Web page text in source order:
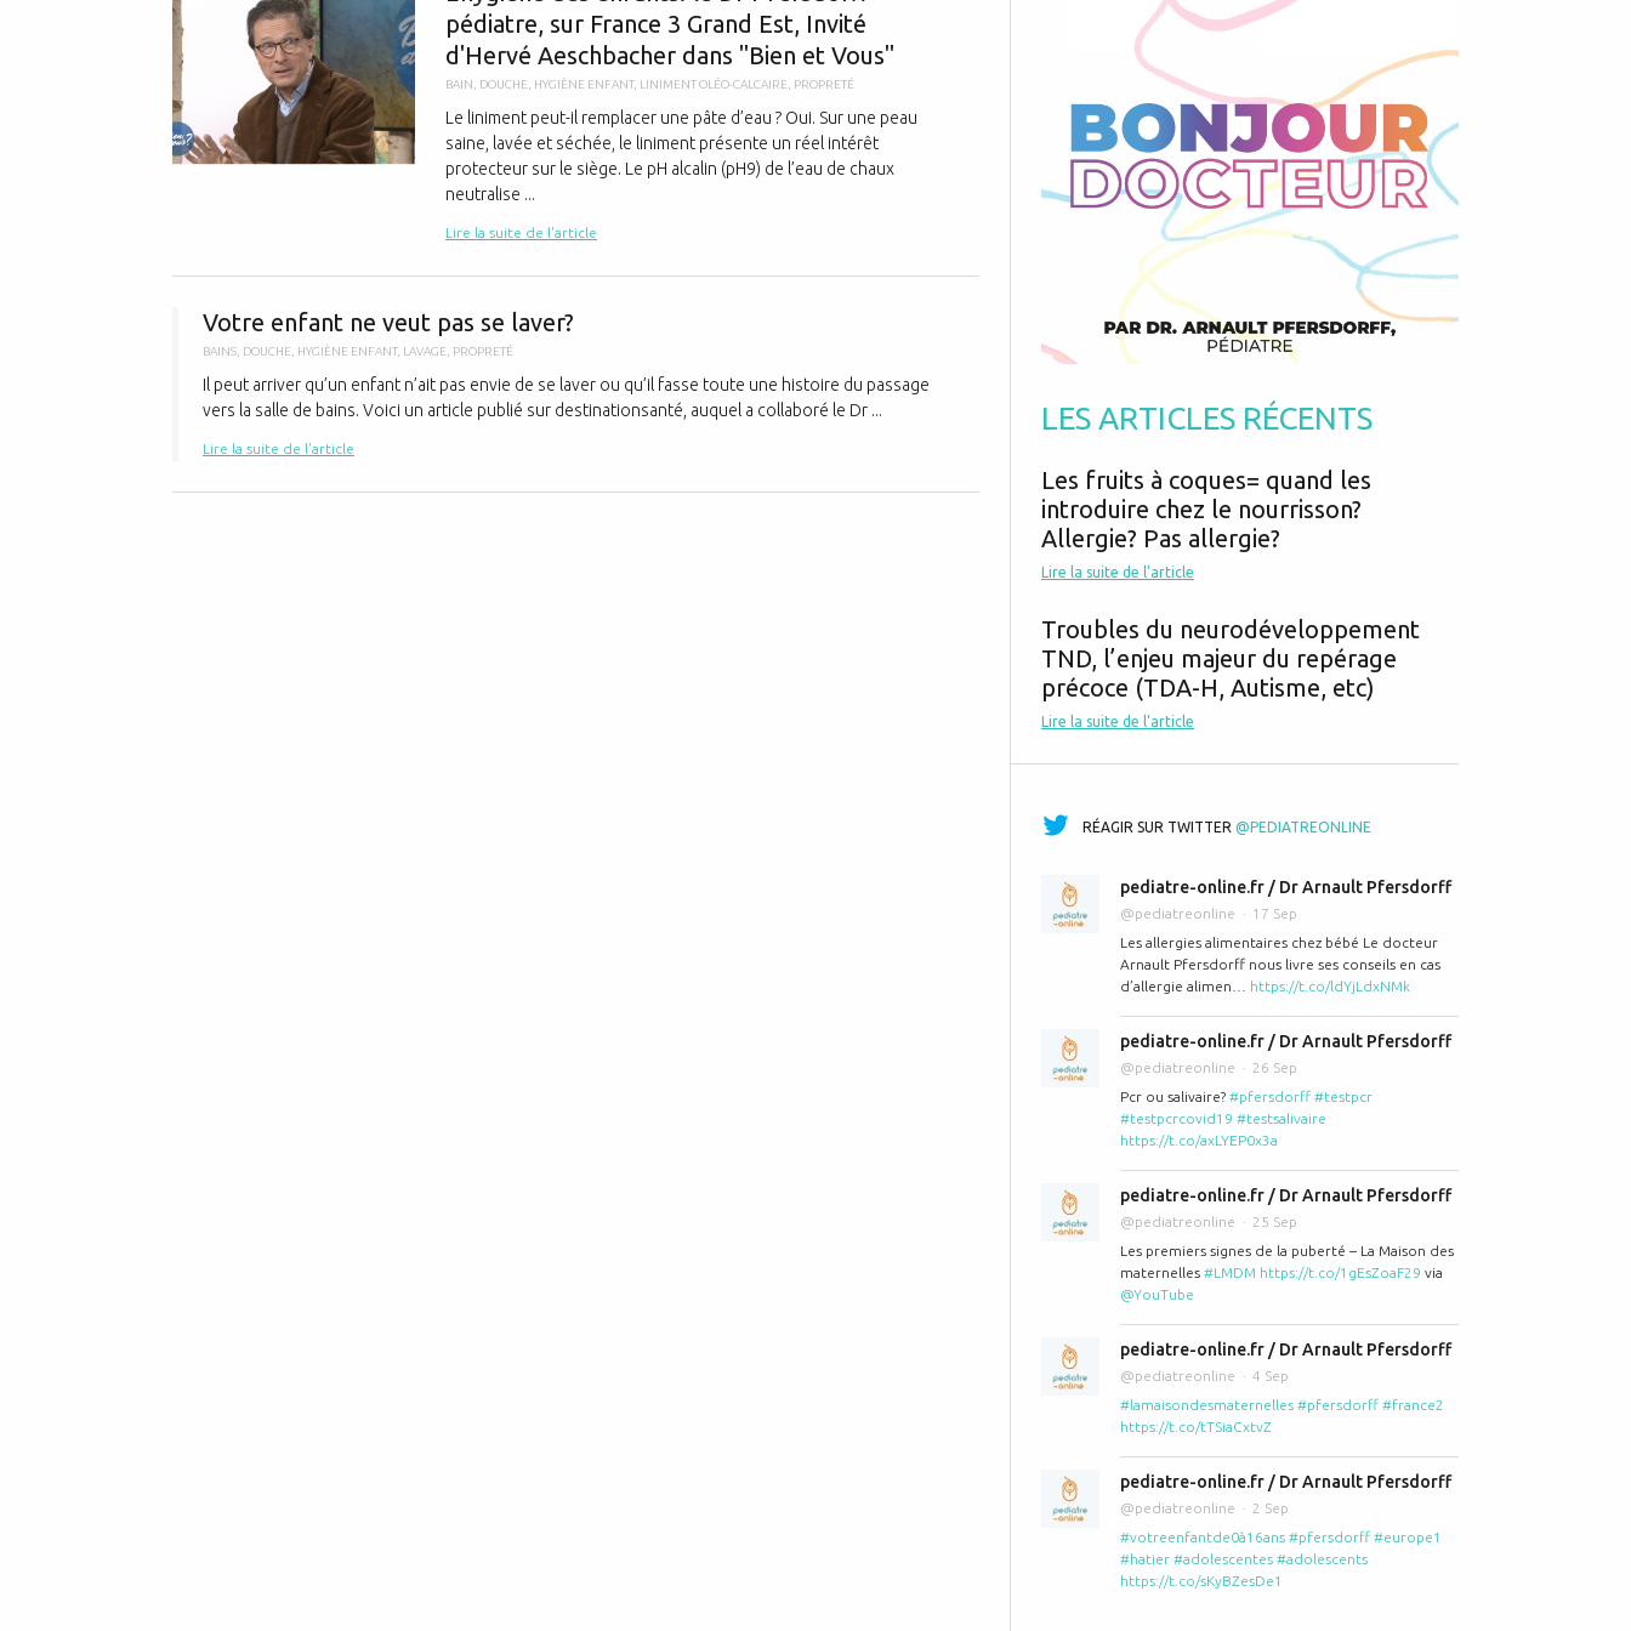
Asthme
Cardio vasculaire
Chirurgie
Comportement
Développement
Fièvre
Génétique
Grossesse
Handicap
Hygiène
Nourrissons
Prématurés
Protection enfance
Psycho social
psychologie
Vision
Voyages
pédiatre, sur France 3 Grand Est, Invité
d'Hervé Aeschbacher dans "Bien et Vous"
BAIN DOUCHE HYGIÈNE ENFANT, LINIMENT OLÉO-CALCAIRE PROPRETÉ
Le liniment peut-il remplacer une pâte d’eau ? Oui. Sur une peau
saine, lavée et séchée, le liniment présente un réel intérêt
protecteur sur le siège. Le pH alcalin (pH9) de l’eau de chaux
neutralise ...
Lire la suite de l'article
Votre enfant ne veut pas se laver?
BAINS DOUCHE HYGIÈNE ENFANT, LAVAGE PROPRETÉ
Il peut arriver qu’un enfant n’ait pas envie de se laver ou qu’il fasse toute une histoire du passage
vers la salle de bains. Voici un article publié sur destinationsanté, auquel a collaboré le Dr ...
Lire la suite de l'article
Votre enfant ne veut pas se laver?
LES ARTICLES RÉCENTS
Les fruits à coques= quand les
introduire chez le nourrisson?
Allergie? Pas allergie?
Lire la suite de l'article
Troubles du neurodéveloppement
TND, l’enjeu majeur du repérage
précoce (TDA-H, Autisme, etc)
Lire la suite de l'article
RÉAGIR SUR TWITTER @PEDIATREONLINE
pediatre-online.fr / Dr Arnault Pfersdorff
@pediatreonline
17 Sep
Les allergies alimentaires chez bébé Le docteur
Arnault Pfersdorff nous livre ses conseils en cas
d’allergie alimen… https://t.co/ldYjLdxNMk
pediatre-online.fr / Dr Arnault Pfersdorff
@pediatreonline
26 Sep
Pcr ou salivaire? #pfersdorff #testpcr
#testpcrcovid19 #testsalivaire
https://t.co/axLYEP0x3a
pediatre-online.fr / Dr Arnault Pfersdorff
@pediatreonline
25 Sep
Les premiers signes de la puberté – La Maison des
maternelles #LMDM https://t.co/1gEsZoaF29 via
@YouTube
pediatre-online.fr / Dr Arnault Pfersdorff
@pediatreonline
4 Sep
#lamaisondesmaternelles #pfersdorff #france2
https://t.co/tTSiaCxtvZ
pediatre-online.fr / Dr Arnault Pfersdorff
@pediatreonline
2 Sep
#votreenfantde0à16ans #pfersdorff #europe1
#hatier #adolescentes #adolescents
https://t.co/sKyBZesDe1